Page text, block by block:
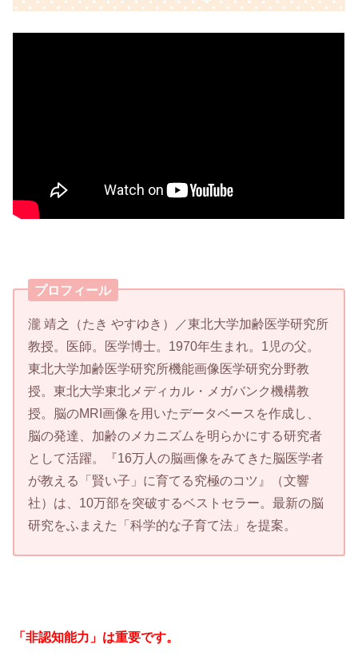
プロフィール
瀧 靖之（たき やすゆき）／東北大学加齢医学研究所
教授。医師。医学博士。1970年生まれ。1児の父。
東北大学加齢医学研究所機能画像医学研究分野教
授。東北大学東北メディカル・メガバンク機構教
授。脳のMRI画像を用いたデータベースを作成し、
脳の発達、加齢のメカニズムを明らかにする研究者
として活躍。『16万人の脳画像をみてきた脳医学者
が教える「賢い子」に育てる究極のコツ』（文響
社）は、10万部を突破するベストセラー。最新の脳
研究をふまえた「科学的な子育て法」を提案。
「非認知能力」は重要です。